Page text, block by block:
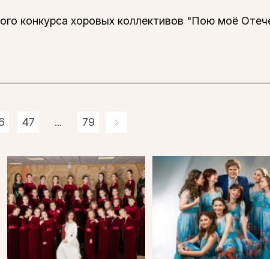
конкурса хоровых коллективов "Пою моё
47 ... 79